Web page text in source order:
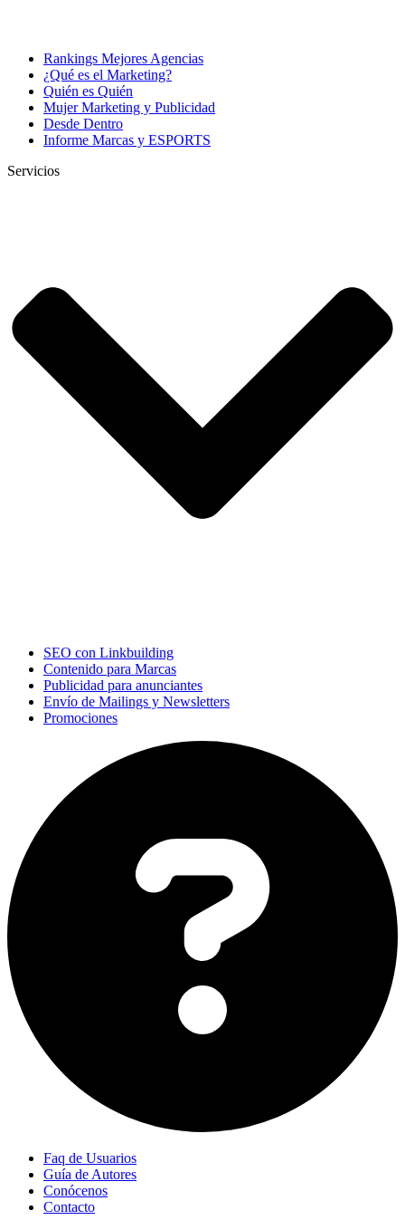
Rankings Mejores Agencias
¿Qué es el Marketing?
Quién es Quién
Mujer Marketing y Publicidad
Desde Dentro
Informe Marcas y ESPORTS
Servicios
SEO con Linkbuilding
Contenido para Marcas
Publicidad para anunciantes
Envío de Mailings y Newsletters
Promociones
Faq de Usuarios
Guía de Autores
Conócenos
Contacto